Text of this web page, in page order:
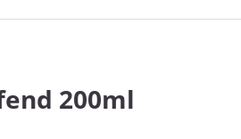
200ml